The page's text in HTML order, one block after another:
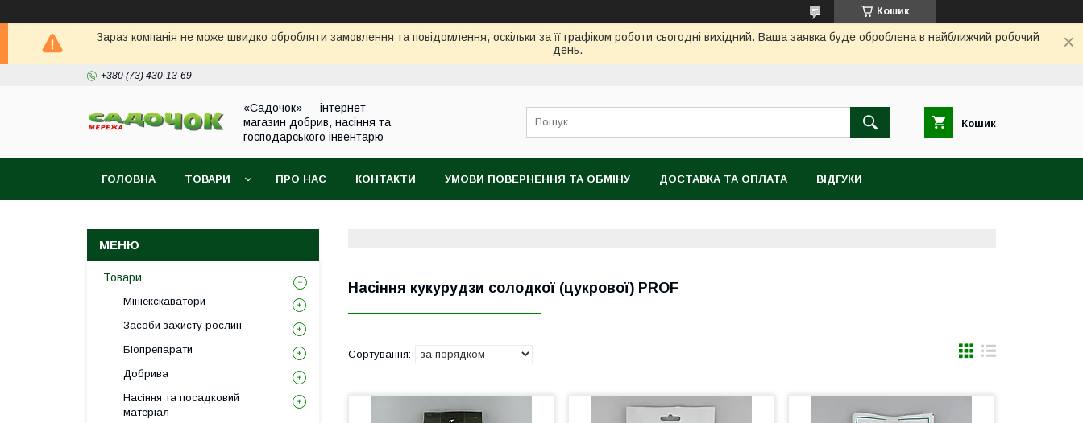
Кошик
Зараз компанія не може швидко обробляти замовлення та повідомлення, оскільки за її графіком роботи сьогодні вихідний. Ваша заявка буде оброблена в найближчий робочий
день.
+380 (73) 430-13-69
«Садочок» — інтернет-
магазин добрив, насіння та
господарського інвентарю
Кошик
ГОЛОВНА ТОВАРИ ПРО НАС КОНТАКТИ УМОВИ ПОВЕРНЕННЯ ТА ОБМІНУ ДОСТАВКА ТА ОПЛАТА ВІДГУКИ
Насіння кукурудзи солодкої (цукрової) PROF
Товари
Мініекскаватори
Засоби захисту рослин
Біопрепарати
Добрива
Насіння та посадковий
матеріал